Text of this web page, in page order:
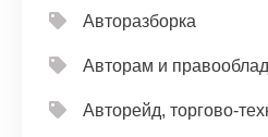
Авторазборка
Авторам и
Авторейд, торгово-